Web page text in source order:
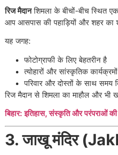
रिज मैदानशिमला के बीचों-बीच स्थित
आप आसपास की पहाड़ियों और शहर का
यह जगह:
फोटोग्राफी के लिए बेहतरीन है
त्योहारों और सांस्कृतिक
परिवार और दोस्तों के साथ समय
रिज मैदान से शिमला का माहौल और भी
बिहार: इतिहास, संस्कृति और परंपराओं की
3. जाखू मंदिर